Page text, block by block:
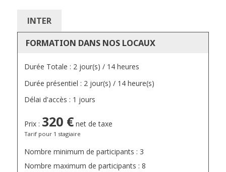
INTER
FORMATION DANS NOS LOCAUX
Durée Totale : 2 jour(s) / 14 heures
Durée présentiel : 2 jour(s) / 14 heure(s)
Délai d'accès : 1 jours
Prix : 320 € net de taxe
Tarif pour 1 stagiaire
Nombre minimum de participants : 3
Nombre maximum de participants : 8